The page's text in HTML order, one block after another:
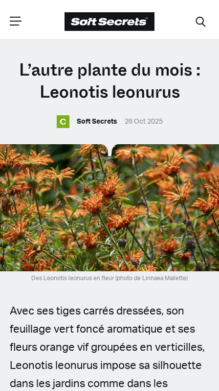
CHOISISSEZ VOTRE
EMPLACEMENT
English (United Kingdom)
English (United States)
Spanish (Spain)
Spanish (Latin America)
German
French
Czech
Polish
L’autre plante du mois :
Leonotis leonurus
C Soft Secrets 28 Oct 2025
Des Leonotis leonurus en fleur (photo de Linnaea Mallette)
Avec ses tiges carrés dressées, son
feuillage vert foncé aromatique et ses
fleurs orange vif groupées en verticilles,
Leonotis leonurus impose sa silhouette
dans les jardins comme dans les